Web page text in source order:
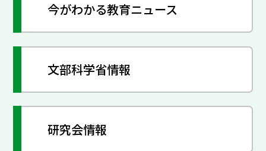
今がわかる教育ニュース
文部科学省情報
研究会情報